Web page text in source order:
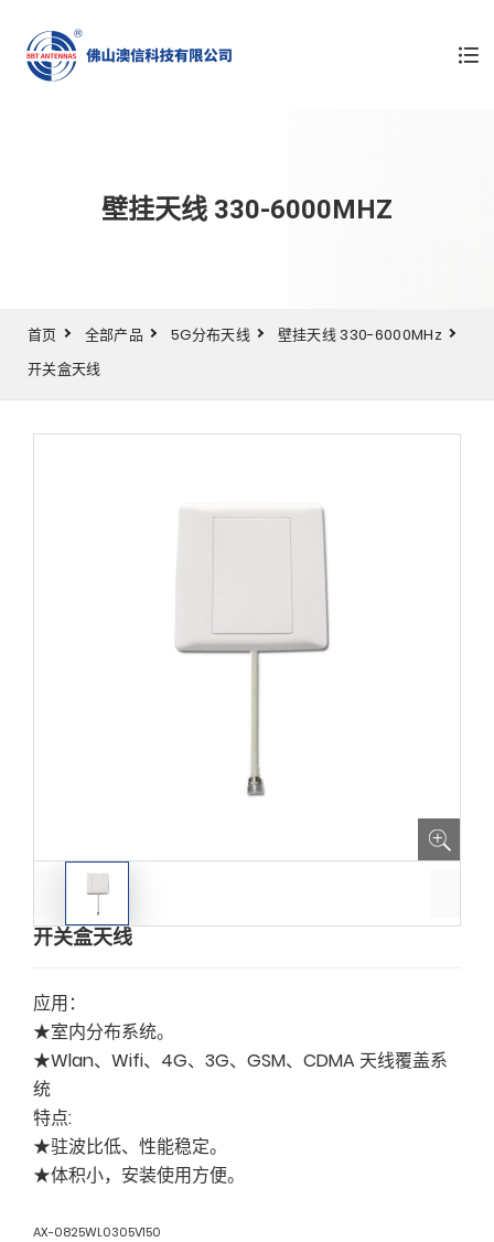
壁挂天线 330-6000MHZ
首页 全部产品 5G分布天线
壁挂天线 330-6000MHz
开关盒天线
开关盒天线
应用：
★室内分布系统。
★Wlan、Wifi、4G、3G、GSM、CDMA 天线覆盖系
统
特点:
★驻波比低、性能稳定。
★体积小，安装使用方便。
AX-0825WL0305V150